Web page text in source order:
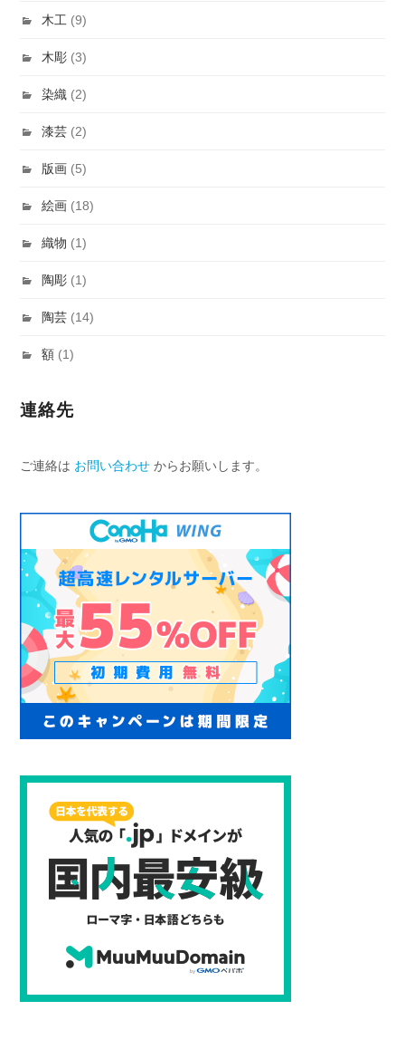
木工 (9)
木彫 (3)
染織 (2)
漆芸 (2)
版画 (5)
絵画 (18)
織物 (1)
陶彫 (1)
陶芸 (14)
額 (1)
連絡先
ご連絡は お問い合わせ からお願いします。